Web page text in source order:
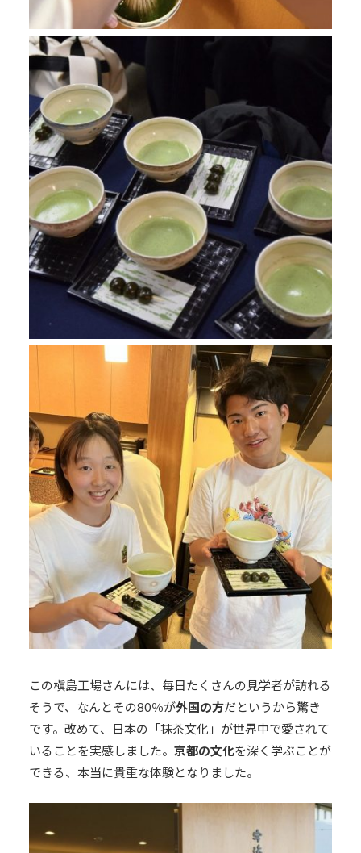
この槇島工場さんには、毎日たくさんの見学者が訪れる
そうで、なんとその80％が外国の方だというから驚き
です。改めて、日本の「抹茶文化」が世界中で愛されて
いることを実感しました。 京都の文化を深く学ぶことが
できる、本当に貴重な体験となりました。